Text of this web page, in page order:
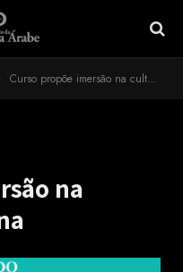
Curso propõe imersão na cultura muçulmana
na